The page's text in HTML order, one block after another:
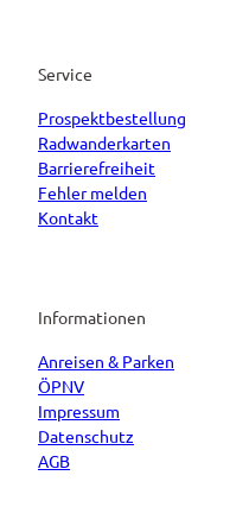
Service
Prospektbestellung
Radwanderkarten
Barrierefreiheit
Fehler melden
Kontakt
Informationen
Anreisen & Parken
ÖPNV
Impressum
Datenschutz
AGB